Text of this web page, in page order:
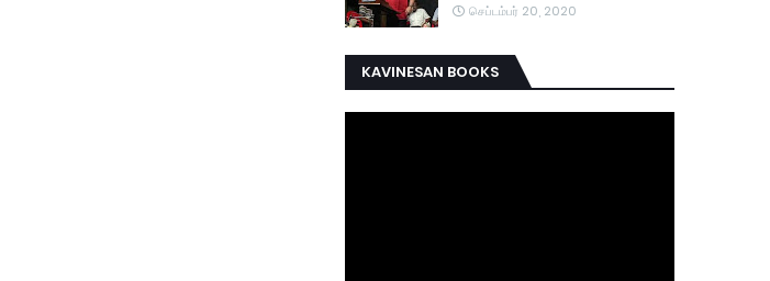
செப்டம்பர் 20, 2020
KAVINESAN BOOKS